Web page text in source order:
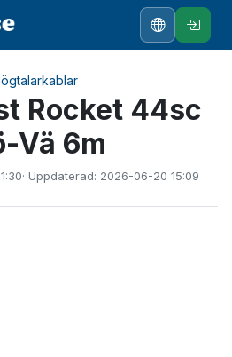
Rocket 44sc
Vä 6m
· Uppdaterad: 2026-06-20 15:09